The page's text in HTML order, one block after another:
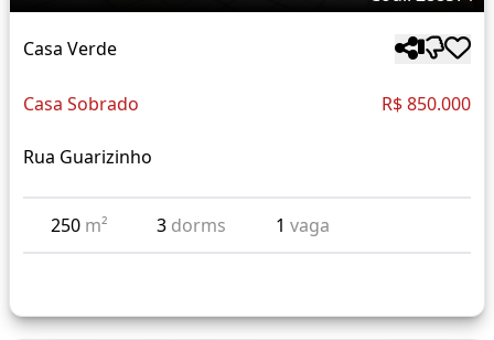
Casa Verde
Casa Sobrado R$ 850.000
Rua Guarizinho
250 m² 3 dorms 1vaga